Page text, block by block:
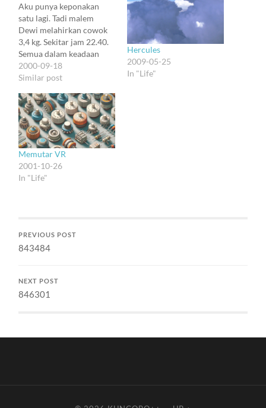
Aku punya keponakan
satu lagi. Tadi malem
Dewi melahirkan cowok
3,4 kg. Sekitar jam 22.40.
Semua dalam keadaan
baik.
Alhamdulillâhirrabbil`âlamîn.
Jakarta. Malah disuruh
jalan ke Cirebon tiga hari
pula.
2000-09-18
Similar post
Hercules
2009-05-25
In "Life"
Memutar VR
2001-10-26
In "Life"
PREVIOUS POST
843484
NEXT POST
846301